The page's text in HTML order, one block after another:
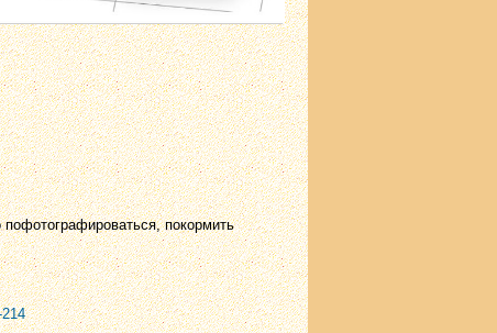
покормить